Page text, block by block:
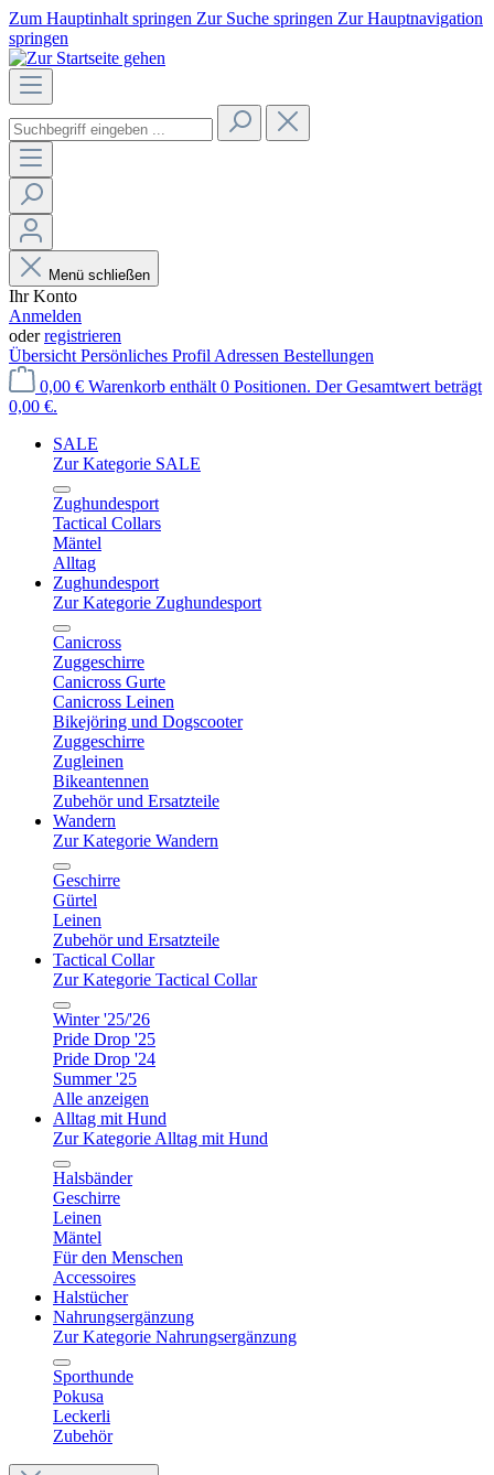
Zum Hauptinhalt springen Zur Suche springen Zur Hauptnavigation
springen
Menü schließen
Ihr Konto
Anmelden
oderregistrieren
Übersicht Persönliches Profil Adressen Bestellungen
0,00 € Warenkorb enthält 0 Positionen. Der Gesamtwert beträgt
0,00 €.
SALE
Zur Kategorie SALE
Zughundesport
Tactical Collars
Mäntel
Alltag
Zughundesport
Zur Kategorie Zughundesport
Canicross
Zuggeschirre
Canicross Gurte
Canicross Leinen
Bikejöring und Dogscooter
Zuggeschirre
Zugleinen
Bikeantennen
Zubehör und Ersatzteile
Wandern
Zur Kategorie Wandern
Geschirre
Gürtel
Leinen
Zubehör und Ersatzteile
Tactical Collar
Zur Kategorie Tactical Collar
Winter '25/'26
Pride Drop '25
Pride Drop '24
Summer '25
Alle anzeigen
Alltag mit Hund
Zur Kategorie Alltag mit Hund
Halsbänder
Geschirre
Leinen
Mäntel
Für den Menschen
Accessoires
Halstücher
Nahrungsergänzung
Zur Kategorie Nahrungsergänzung
Sporthunde
Pokusa
Leckerli
Zubehör